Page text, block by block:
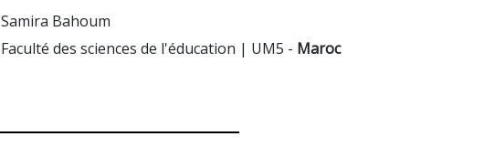
Samira Bahoum
Faculté des sciences de l'éducation | UM5 - Maroc